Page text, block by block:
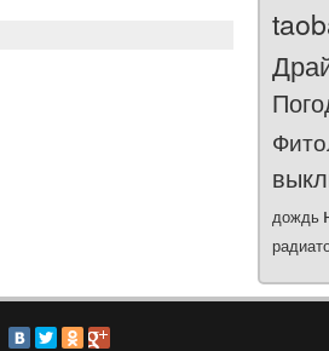
дождь